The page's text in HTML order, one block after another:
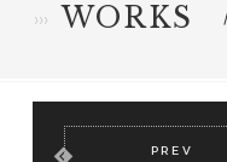
WORKS
PREV